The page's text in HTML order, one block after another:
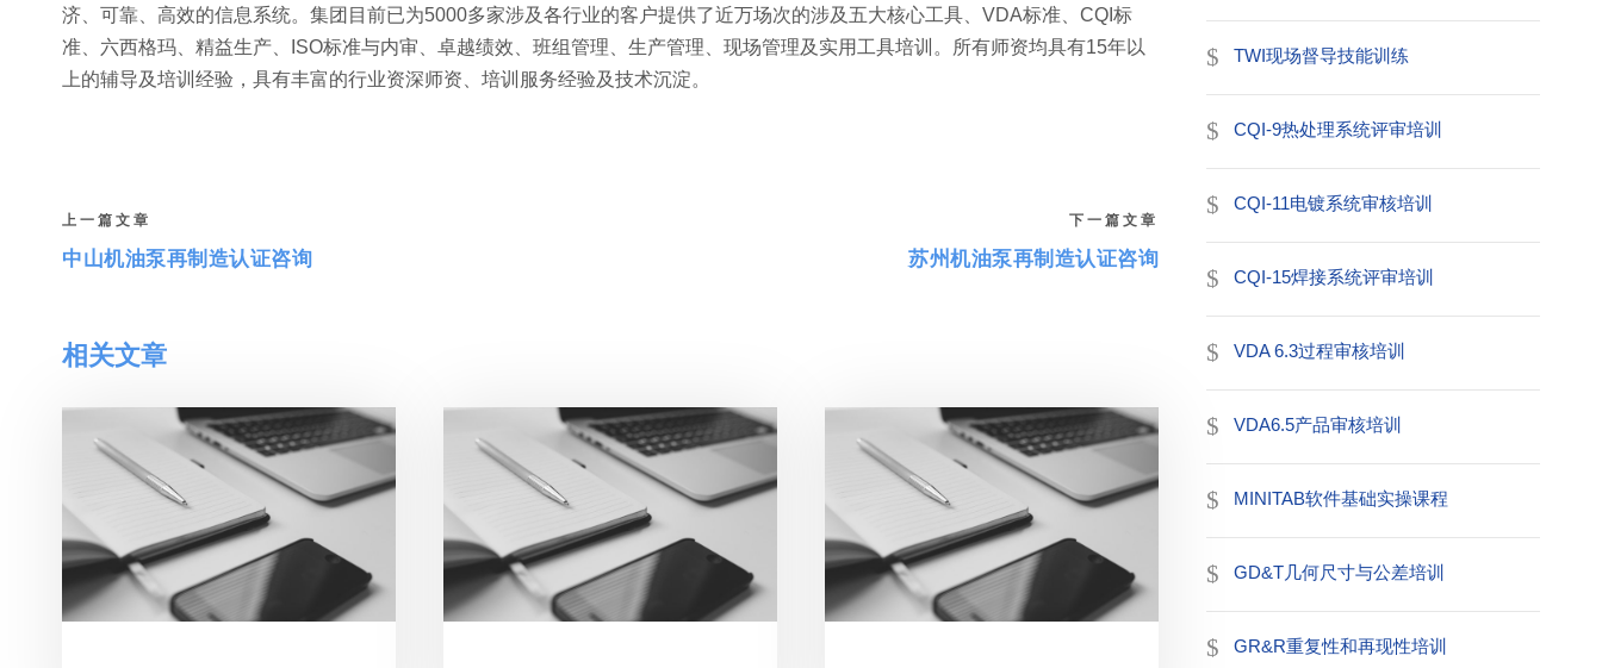
济、可靠、高效的信息系统。集团目前已为5000多家涉及各行业的客户提供了近万场次的涉及五大核心工具、VDA标准、CQI标
准、六西格玛、精益生产、ISO标准与内审、卓越绩效、班组管理、生产管理、现场管理及实用工具培训。所有师资均具有15年以
上的辅导及培训经验，具有丰富的行业资深师资、培训服务经验及技术沉淀。
上一篇文章
中山机油泵再制造认证咨询
下一篇文章
苏州机油泵再制造认证咨询
相关文章
TWI现场督导技能训练
CQI-9热处理系统评审培训
CQI-11电镀系统审核培训
CQI-15焊接系统评审培训
VDA 6.3过程审核培训
VDA6.5产品审核培训
MINITAB软件基础实操课程
GD&T几何尺寸与公差培训
GR&R重复性和再现性培训